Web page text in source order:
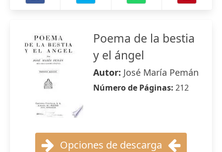
Poema de la bestia
y el ángel
Autor: José María Pemán
Número de Páginas: 212
Opciones de descarga